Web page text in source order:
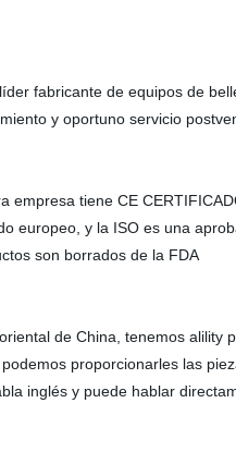
fabricante de equipos de
y oportuno servicio
empresa tiene CE
europeo, y la ISO es una
son borrados de la FDA
de China, tenemos
proporcionarles las
inglés y puede hablar